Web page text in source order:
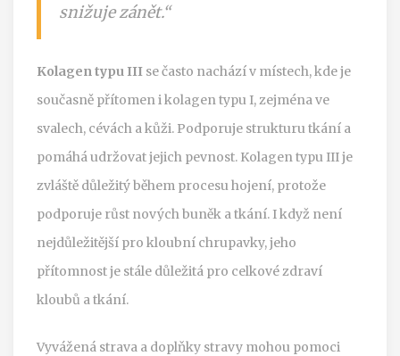
snižuje zánět.“
Kolagen typu III se často nachází v místech, kde je
současně přítomen i kolagen typu I, zejména ve
svalech, cévách a kůži. Podporuje strukturu tkání a
pomáhá udržovat jejich pevnost. Kolagen typu III je
zvláště důležitý během procesu hojení, protože
podporuje růst nových buněk a tkání. I když není
nejdůležitější pro kloubní chrupavky, jeho
přítomnost je stále důležitá pro celkové zdraví
kloubů a tkání.
Vyvážená strava a doplňky stravy mohou pomoci